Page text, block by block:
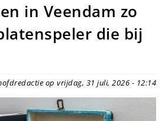
in Veendam zo
die bij
op vrijdag, 31 juli, 2026 - 12:14